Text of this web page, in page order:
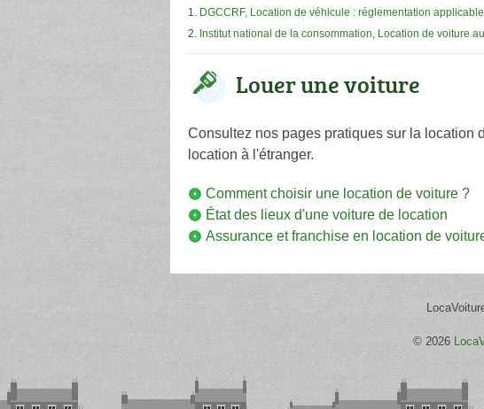
DGCCRF, Location de véhicule : réglementation applicable
Institut national de la consommation, Location de voiture
Louer une voiture
Consultez nos pages pratiques sur la location
location à l'étranger.
Comment choisir une location de voiture ?
État des lieux d'une voiture de location
Assurance et franchise en location de
© 2026